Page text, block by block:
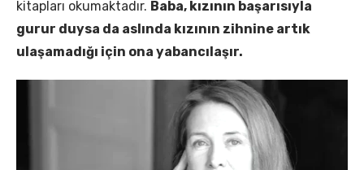
kitapları okumaktadır. Baba, kızının başarısıyla
gurur duysa da aslında kızının zihnine artık
ulaşamadığı için ona yabancılaşır.